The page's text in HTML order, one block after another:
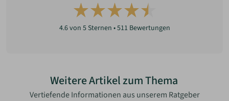
4.6von 5 Sternen •511 Bewertungen
Weitere Artikel zum Thema
Vertiefende Informationen aus unserem Ratgeber